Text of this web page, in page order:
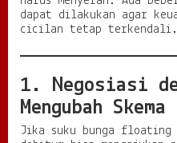
dapat dilakukan agar
cicilan tetap terkendali.
1. Negosiasi
Mengubah Skema
Jika suku bunga floating